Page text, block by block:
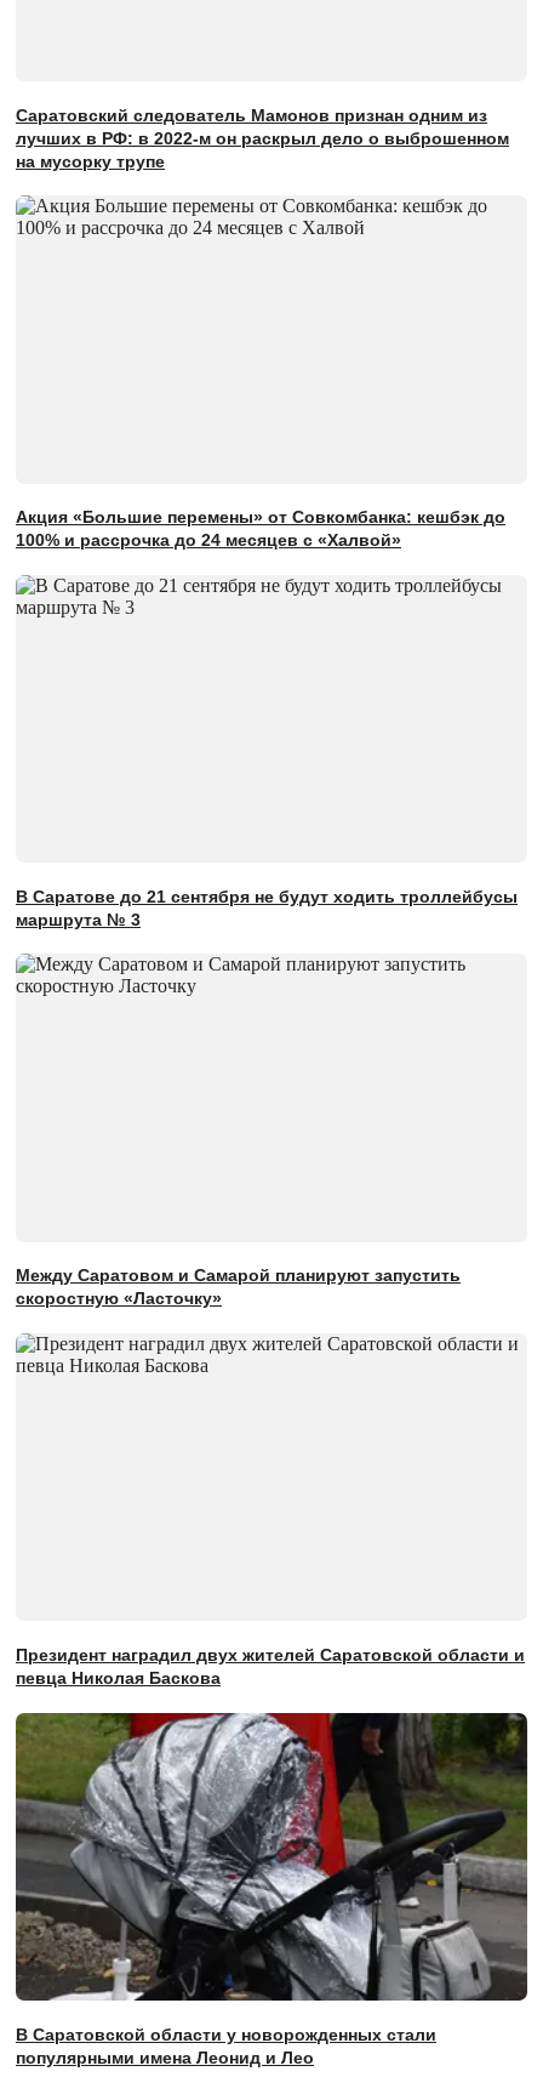
Саратовский следователь Мамонов признан одним из
лучших в РФ: в 2022-м он раскрыл дело о выброшенном
на мусорку трупе
Акция «Большие перемены» от Совкомбанка: кешбэк до
100% и рассрочка до 24 месяцев с «Халвой»
В Саратове до 21 сентября не будут ходить троллейбусы
маршрута № 3
Между Саратовом и Самарой планируют запустить
скоростную «Ласточку»
Президент наградил двух жителей Саратовской области и
певца Николая Баскова
В Саратовской области у новорожденных стали
популярными имена Леонид и Лео